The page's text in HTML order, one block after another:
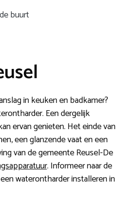
buurt
in keuken en badkamer?
Een dergelijk
ervan genieten. Het einde van
een glanzende vaat en een
van de gemeente Reusel-De
. Informeer naar de
waterontharder installeren in